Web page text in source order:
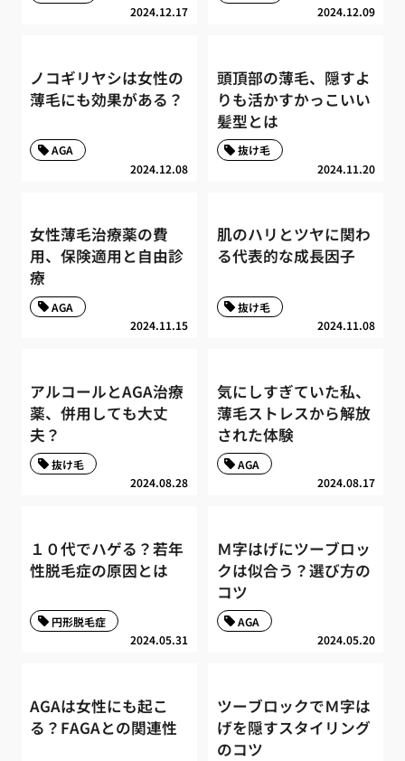
2024.12.17 2024.12.09
ノコギリヤシは女性の
薄毛にも効果がある？
2024.12.08
AGA
頭頂部の薄毛、隠すよ
りも活かすかっこいい
髪型とは
2024.11.20
抜け毛
女性薄毛治療薬の費
用、保険適用と自由診
療
2024.11.15
AGA
肌のハリとツヤに関わ
る代表的な成長因子
2024.11.08
抜け毛
アルコールとAGA治療
薬、併用しても大丈
夫？
2024.08.28
抜け毛
気にしすぎていた私、
薄毛ストレスから解放
された体験
2024.08.17
AGA
１０代でハゲる？若年
性脱毛症の原因とは
2024.05.31
円形脱毛症
Ｍ字はげにツーブロッ
クは似合う？選び方の
コツ
2024.05.20
AGA
AGAは女性にも起こ
る？FAGAとの関連性
ツーブロックでＭ字は
げを隠すスタイリング
のコツ